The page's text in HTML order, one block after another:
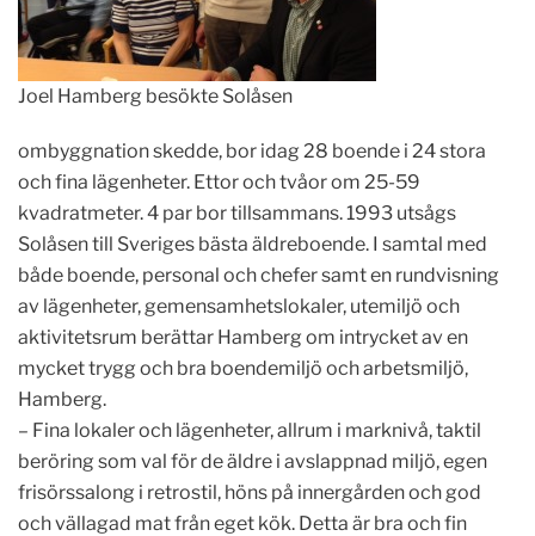
Joel Hamberg besökte Solåsen
ombyggnation skedde, bor idag 28 boende i 24 stora
och fina lägenheter. Ettor och tvåor om 25-59
kvadratmeter. 4 par bor tillsammans. 1993 utsågs
Solåsen till Sveriges bästa äldreboende. I samtal med
både boende, personal och chefer samt en rundvisning
av lägenheter, gemensamhetslokaler, utemiljö och
aktivitetsrum berättar Hamberg om intrycket av en
mycket trygg och bra boendemiljö och arbetsmiljö,
Hamberg.
– Fina lokaler och lägenheter, allrum i marknivå, taktil
beröring som val för de äldre i avslappnad miljö, egen
frisörssalong i retrostil, höns på innergården och god
och vällagad mat från eget kök. Detta är bra och fin